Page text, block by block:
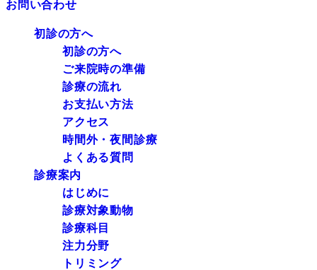
お問い合わせ
初診の方へ
初診の方へ
ご来院時の準備
診療の流れ
お支払い方法
アクセス
時間外・夜間診療
よくある質問
診療案内
はじめに
診療対象動物
診療科目
注力分野
トリミング